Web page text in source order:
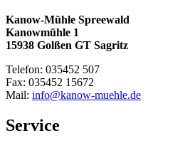
Kanow-Mühle Spreewald
Kanowmühle 1
15938 Golßen GT Sagritz
Telefon: 035452 507
Fax: 035452 15672
Mail: info@kanow-muehle.de
Service